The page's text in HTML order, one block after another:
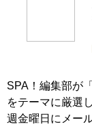
SPA！編集部が
をテーマに厳選
週金曜日にメー